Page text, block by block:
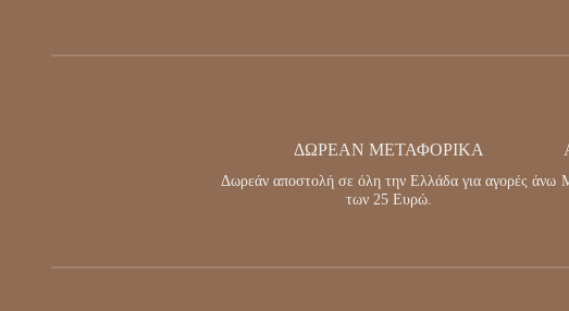
ΔΩΡΕΆΝ ΜΕΤΑΦΟΡΙΚΆ
Δωρεάν αποστολή σε όλη την Ελλάδα για αγορές άνω
των 25 Ευρώ.